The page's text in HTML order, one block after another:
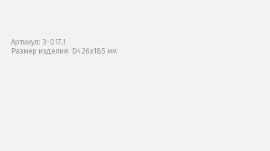
Артикул: 3-017.1
Размер изделия: D426х185 мм